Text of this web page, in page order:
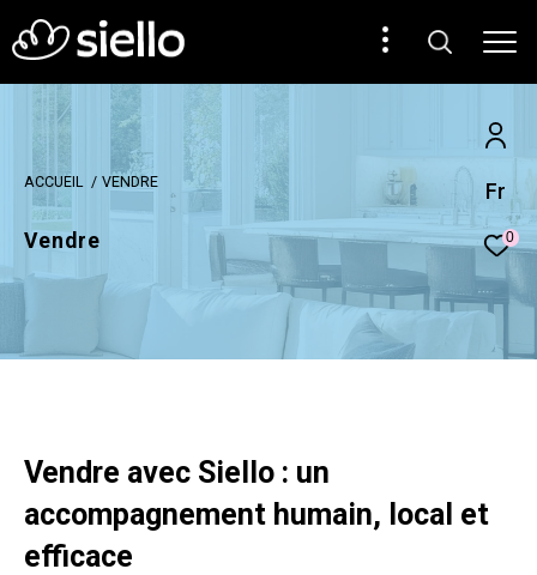
Fr
0
ACCUEIL VENDRE
Vendre
Vendre avec Siello : un
accompagnement humain, local et
efficace